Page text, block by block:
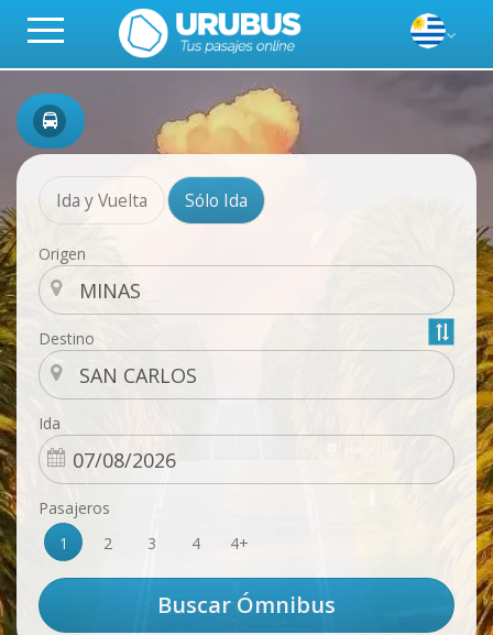
Ida y Vuelta Sólo Ida
Origen
Destino
Ida
Pasajeros
1
2 3 4 4+